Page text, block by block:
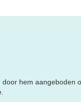
hem aangeboden